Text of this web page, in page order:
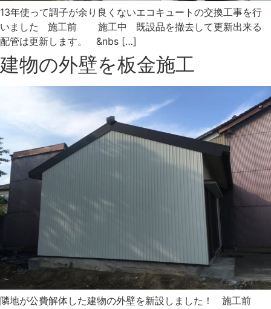
13年使って調子が余り良くないエコキュートの交換工事を行
いました 施工前 施工中 既設品を撤去して更新出来る
配管は更新します。 &nbs […]
建物の外壁を板金施工
隣地が公費解体した建物の外壁を新設しました！ 施工前